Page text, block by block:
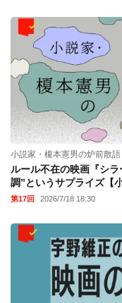
小説家・榎本憲男の炉前散語
ルール不在の映画『シ
調”というサプライズ【
第17回 2026/7/18 18:30